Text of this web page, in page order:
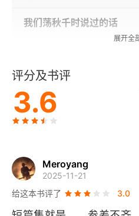
我们荡秋千时说过的话
好日子
手写信件
你好，咕咕
无薪休假
展开全
评分及书评
3.6
Meroyang
2025-11-21
给这本书评了
3.0